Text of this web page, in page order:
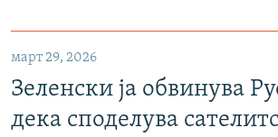
март 29, 2026
Зеленски ја обвинува
дека споделува